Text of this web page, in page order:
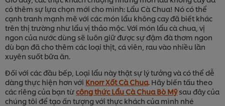
có thêm sự lựa chọn mới cho mình: Lẩu Cà Chua! Nó có thể
cạnh tranh mạnh mẽ với các món lẩu không cay đã biết khác
trên thị trường như lẩu vị thảo mộc. Với món lẩu cà chua, vị
ngon của nước dùng sẽ luôn giữ được sự đậm đà thơm ngon
dù bạn đã cho thêm các loại thịt, cá viên, rau vào nhiều lần
xuyên suốt bữa ăn.
Đối với các đầu bếp, Loại lẩu này thật sự lý tưởng và có thể dễ
dàng thực hiện hơn với Knorr Xốt Cà Chua . Hãy biến tấu theo
các riêng của bạn từcông thức Lẩu Cà Chua Bò Mỹsau đây của
chúng tôi để tạo ấn tượng với thực khách của mình nhé